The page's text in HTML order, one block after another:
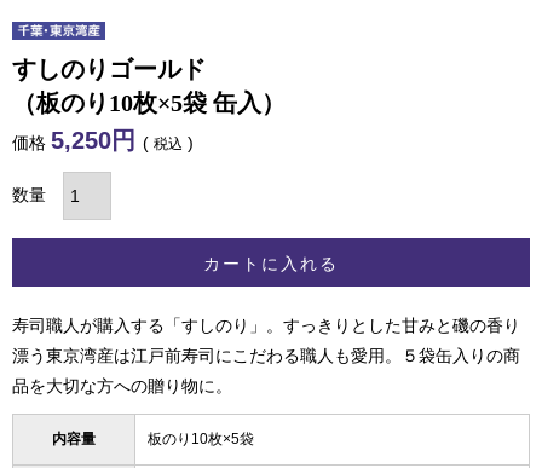
すしのりゴールド
（板のり10枚×5袋 缶入）
価格 5,250 税込
カートに入れる
寿司職人が購入する「すしのり」。すっきりとした甘みと磯の香り
漂う東京湾産は江戸前寿司にこだわる職人も愛用。５袋缶入りの商
品を大切な方への贈り物に。
内容量 板のり10枚×5袋